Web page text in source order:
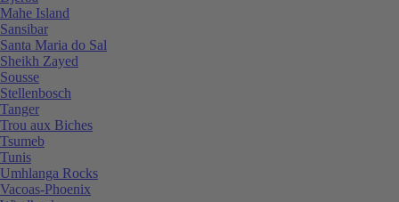
Mahe Island
Sansibar
Santa Maria do Sal
Sheikh Zayed
Sousse
Stellenbosch
Tanger
Trou aux Biches
Tsumeb
Tunis
Umhlanga Rocks
Vacoas-Phoenix